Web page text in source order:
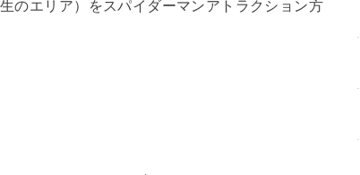
のエリア）をスパイダーマンアトラクション方